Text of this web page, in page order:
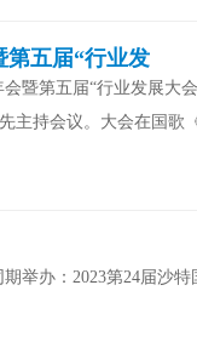
第五届“行业发
暨第五届“行业发展大
主持会议。大会在国歌
举办：2023第24届沙